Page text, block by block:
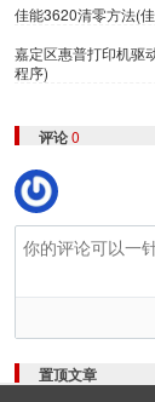
佳能3620清零方法(
嘉定区惠普打印机驱
程序)
评论0
置顶文章